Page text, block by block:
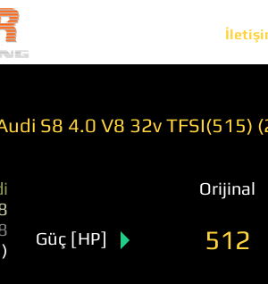
S8 4.0 V8 32v TFSI(515)
Orijinal
Güç [HP] 512